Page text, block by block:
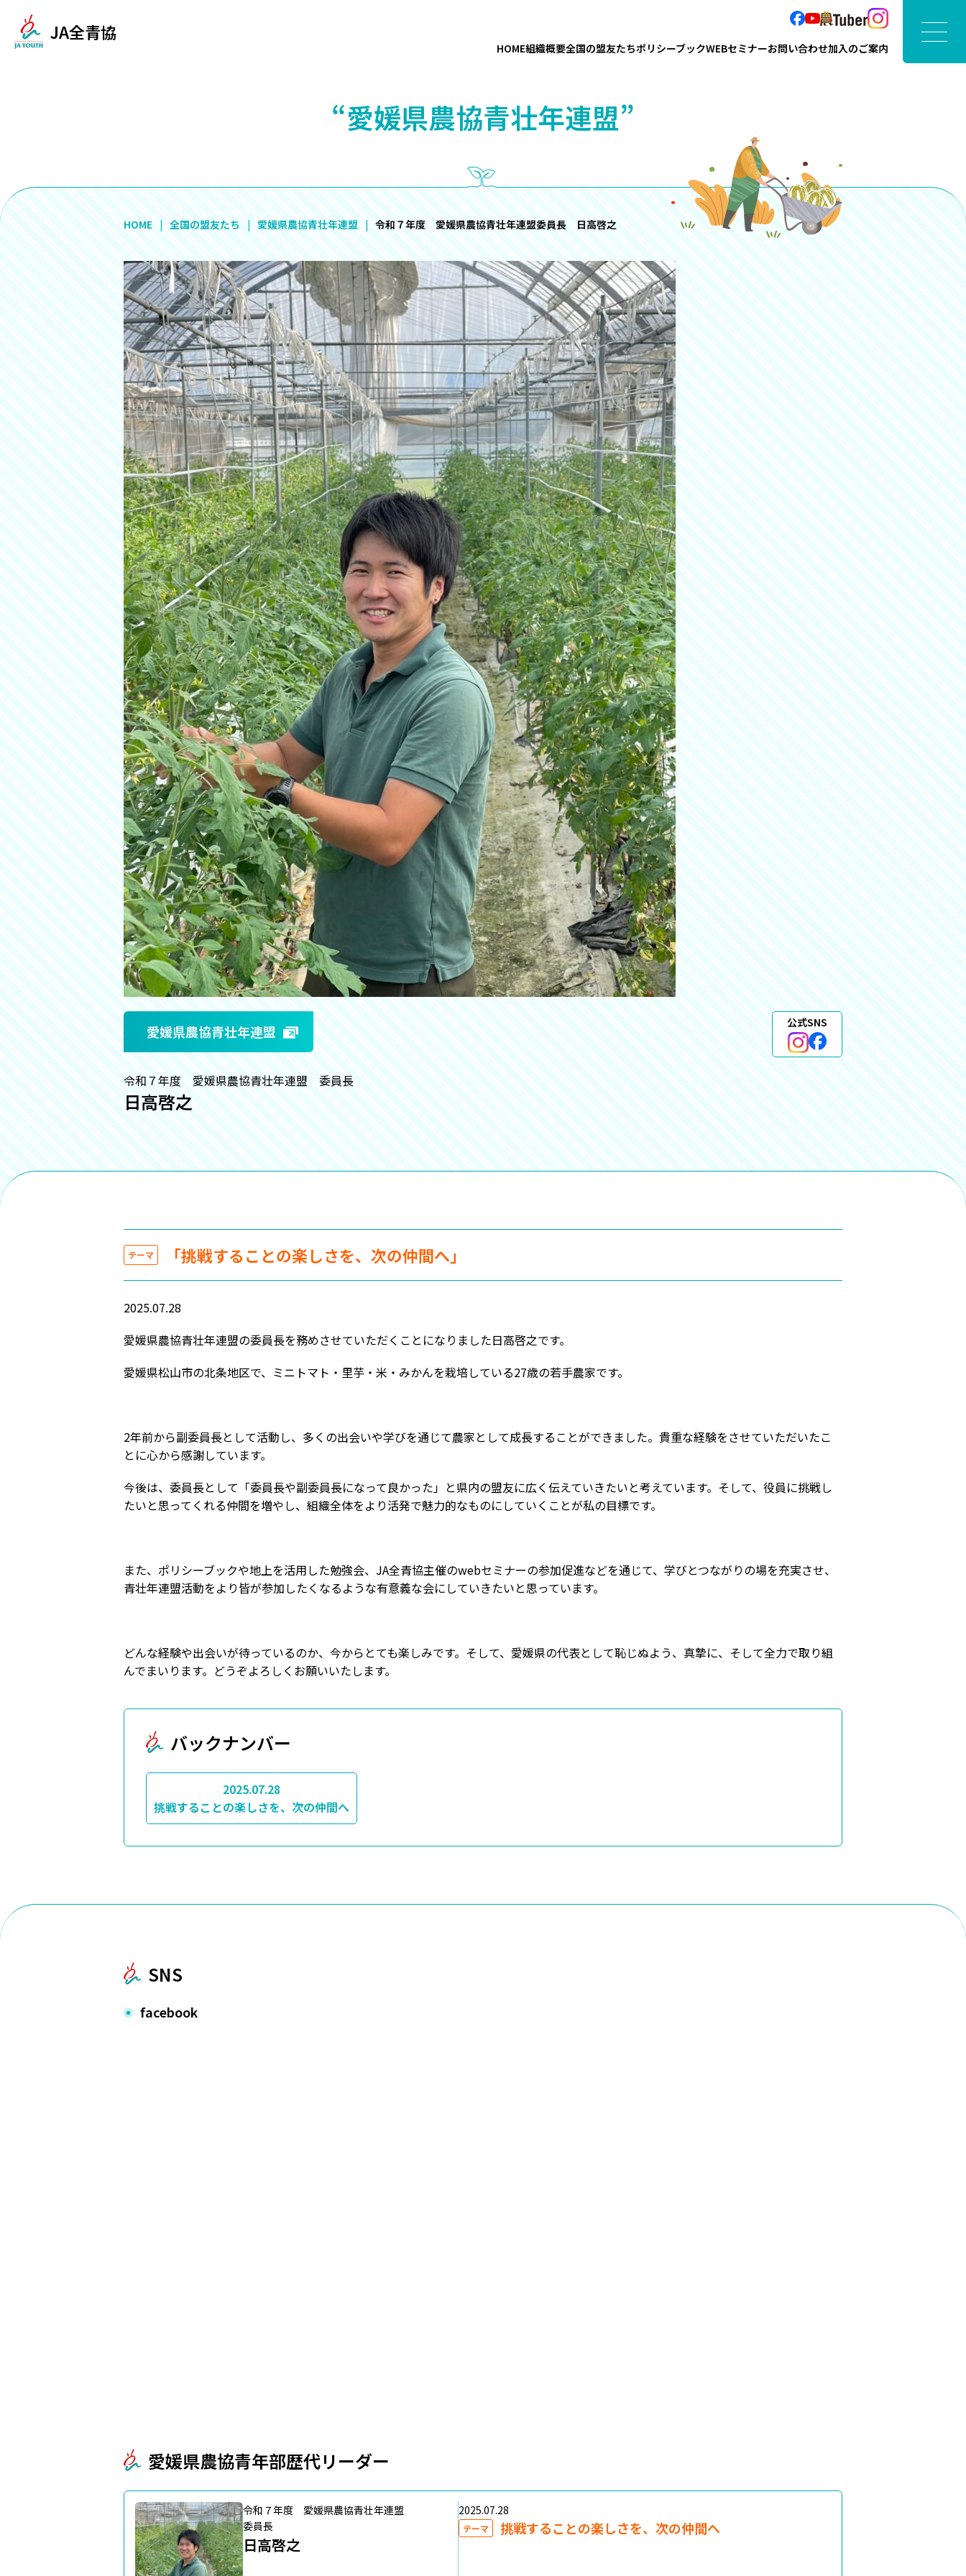
JA全青協
HOME組織概要全国の盟友たちポリシーブックWEBセミナーお問い合わせ加入のご案内
“愛媛県農協青壮年連盟”
HOME 全国の盟友たち 愛媛県農協青壮年連盟 令和７年度 愛媛県農協青壮年連盟委員長 日高啓之
愛媛県農協青壮年連盟 公式SNS
令和７年度 愛媛県農協青壮年連盟 委員長
日高啓之
テーマ 「挑戦することの楽しさを、次の仲間へ」
2025.07.28
愛媛県農協青壮年連盟の委員長を務めさせていただくことになりました日高啓之です。
愛媛県松山市の北条地区で、ミニトマト・里芋・米・みかんを栽培している27歳の若手農家です。
2年前から副委員長として活動し、多くの出会いや学びを通じて農家として成長することができました。貴重な経験をさせていただいたこ
とに心から感謝しています。
今後は、委員長として「委員長や副委員長になって良かった」と県内の盟友に広く伝えていきたいと考えています。そして、役員に挑戦し
たいと思ってくれる仲間を増やし、組織全体をより活発で魅力的なものにしていくことが私の目標です。
また、ポリシーブックや地上を活用した勉強会、JA全青協主催のwebセミナーの参加促進などを通じて、学びとつながりの場を充実させ、
青壮年連盟活動をより皆が参加したくなるような有意義な会にしていきたいと思っています。
どんな経験や出会いが待っているのか、今からとても楽しみです。そして、愛媛県の代表として恥じぬよう、真摯に、そして全力で取り組
んでまいります。どうぞよろしくお願いいたします。
バックナンバー
2025.07.28
挑戦することの楽しさを、次の仲間へ
SNS
facebook
愛媛県農協青年部歴代リーダー
令和７年度 愛媛県農協青壮年連盟
委員長
日高啓之
2025.07.28
テーマ 挑戦することの楽しさを、次の仲間へ